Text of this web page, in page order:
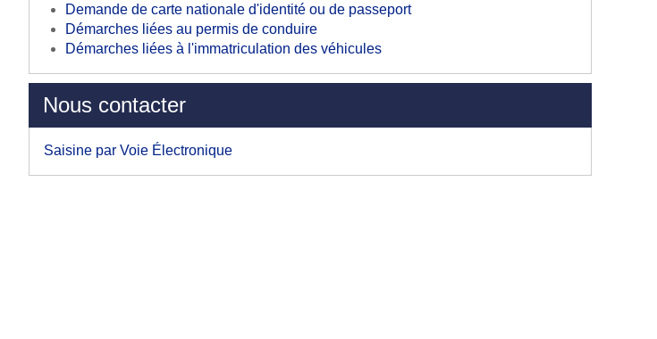
Demande de carte nationale d'identité ou de passeport
Démarches liées au permis de conduire
Démarches liées à l'immatriculation des véhicules
Nous contacter
Saisine par Voie Électronique